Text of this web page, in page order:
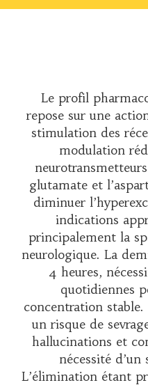
Le profil
repose sur une
stimulation des
modulation
glutamate et
diminuer
indications
principalement la
neurologique. La
4 heures,
quotidiennes
concentration
un risque de
hallucinations et
nécessité d’un
L’élimination étant